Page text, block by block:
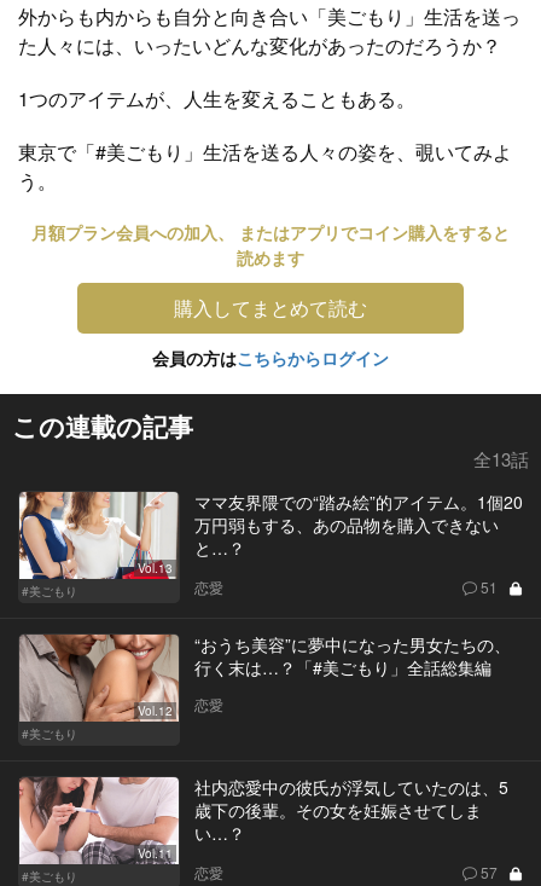
外からも内からも自分と向き合い「美ごもり」生活を送っ
た人々には、いったいどんな変化があったのだろうか？
1つのアイテムが、人生を変えることもある。
東京で「#美ごもり」生活を送る人々の姿を、覗いてみよ
う。
月額プラン会員への加入、 またはアプリでコイン購入をすると
読めます
購入してまとめて読む
会員の方はこちらからログイン
この連載の記事
全13話
Vol.13
#美ごもり
ママ友界隈での“踏み絵”的アイテム。1個20
万円弱もする、あの品物を購入できない
と…？
恋愛 51
Vol.12
#美ごもり
“おうち美容”に夢中になった男女たちの、
行く末は…？「#美ごもり」全話総集編
恋愛
Vol.11
#美ごもり
社内恋愛中の彼氏が浮気していたのは、5
歳下の後輩。その女を妊娠させてしま
い…？
恋愛 57